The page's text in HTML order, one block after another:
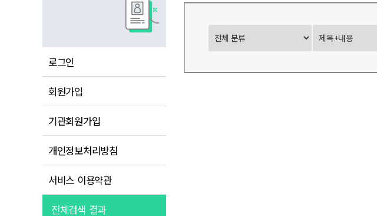
로그인
회원가입
기관회원가입
개인정보처리방침
서비스 이용약관
전체검색 결과